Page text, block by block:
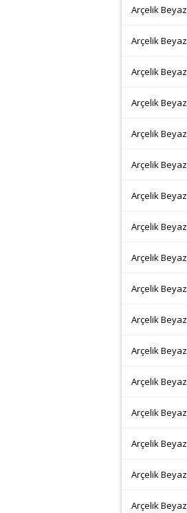
Arçelik
Arçelik
Arçelik
Arçelik
Arçelik
Arçelik
Arçelik
Arçelik
Arçelik
Arçelik
Arçelik
Arçelik
Arçelik
Arçelik
Arçelik
Arçelik
Arçelik